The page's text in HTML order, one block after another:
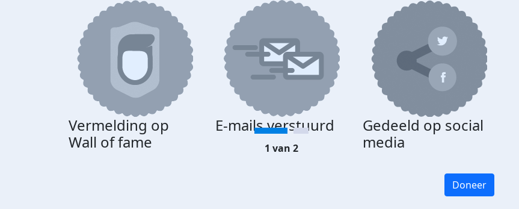
Vermelding op
Wall of fame
E-mails verstuurd
Gedeeld op social
media
1 van 2
Doneer